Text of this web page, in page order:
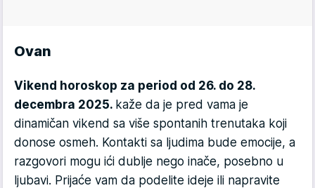
Ovan
Vikend horoskop za period od 26. do 28.
decembra 2025. kaže da je pred vama je
dinamičan vikend sa više spontanih trenutaka koji
donose osmeh. Kontakti sa ljudima bude emocije, a
razgovori mogu ići dublje nego inače, posebno u
ljubavi. Prijaće vam da podelite ideje ili napravite